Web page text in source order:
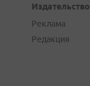
Издательство
Реклама
Редакция